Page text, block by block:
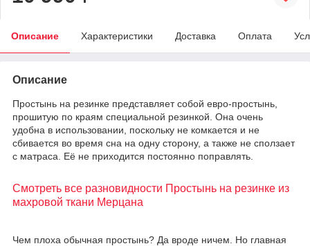
Описание Характеристики Доставка Оплата
Описание
Простынь на резинке представляет собой евро-простынь,
прошитую по краям специальной резинкой. Она очень
удобна в использовании, поскольку не комкается и не
сбивается во время сна на одну сторону, а также не сползает
с матраса. Еë не приходится постоянно поправлять.
Смотреть все разновидности Простынь на резинке из
махровой ткани Мерцана
Чем плоха обычная простынь? Да вроде ничем. Но главная